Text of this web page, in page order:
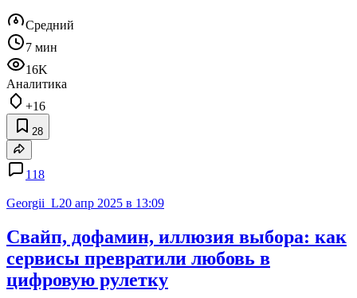
Средний
7 мин
16K
Аналитика
+16
28
118
Georgii_L20 апр 2025 в 13:09
Свайп, дофамин, иллюзия выбора: как
сервисы превратили любовь в
цифровую рулетку